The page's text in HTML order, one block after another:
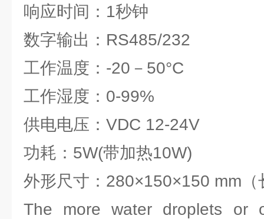
响应时间：1秒钟
数字输出：RS485/232
工作温度：-20－50°C
工作湿度：0-99%
供电电压：VDC 12-24V
功耗：5W(带加热10W)
外形尺寸：280×150×150 mm（
The more water droplets or